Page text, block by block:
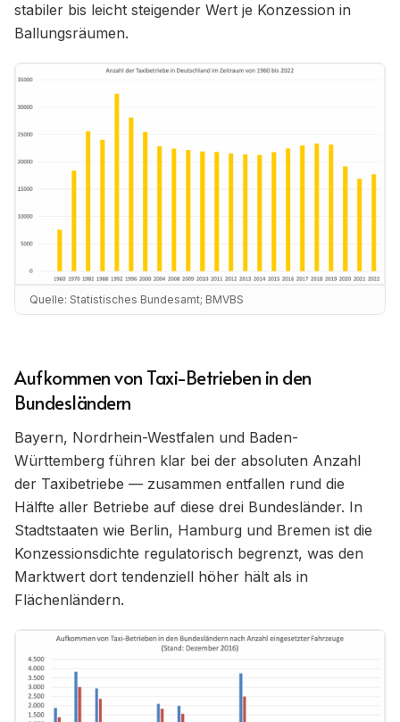
stabiler bis leicht steigender Wert je Konzession in
Ballungsräumen.
Quelle: Statistisches Bundesamt; BMVBS
Aufkommen von Taxi-Betrieben in den
Bundesländern
Bayern, Nordrhein-Westfalen und Baden-
Württemberg führen klar bei der absoluten Anzahl
der Taxibetriebe — zusammen entfallen rund die
Hälfte aller Betriebe auf diese drei Bundesländer. In
Stadtstaaten wie Berlin, Hamburg und Bremen ist die
Konzessionsdichte regulatorisch begrenzt, was den
Marktwert dort tendenziell höher hält als in
Flächenländern.